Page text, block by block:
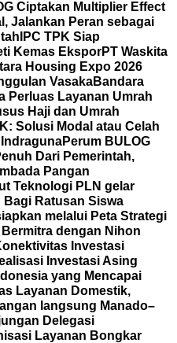
Ciptakan Multiplier Effect
Jalankan Peran sebagai
IPC TPK Siap
Kemas EksporPT Waskita
Housing Expo 2026
VasakaBandara
Perluas Layanan Umrah
Haji dan Umrah
Solusi Modal atau Celah
Perum BULOG
Dari Pemerintah,
Pangan
Teknologi PLN gelar
Bagi Ratusan Siswa
melalui Peta Strategi
dengan Nihon
Investasi
Investasi Asing
yang Mencapai
Layanan Domestik,
langsung Manado–
Delegasi
Layanan Bongkar